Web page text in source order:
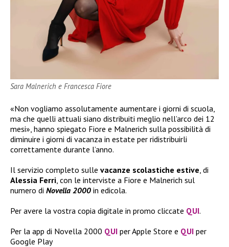
Sara Malnerich e Francesca Fiore
«Non vogliamo assolutamente aumentare i giorni di scuola,
ma che quelli attuali siano distribuiti meglio nell’arco dei 12
mesi», hanno spiegato Fiore e Malnerich sulla possibilità di
diminuire i giorni di vacanza in estate per ridistribuirli
correttamente durante l’anno.
Il servizio completo sulle vacanze scolastiche estive , di
Alessia Ferri , con le interviste a Fiore e Malnerich sul
numero di Novella 2000 in edicola.
Per avere la vostra copia digitale in promo cliccate QUI.
Per la app di Novella 2000 QUI per Apple Store e QUI per
Google Play